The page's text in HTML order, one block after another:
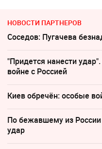
НОВОСТИ ПАРТНЕРОВ
Соседов: Пугачева
"Придется нанести
войне с Россией
Киев обречён: особые
По бежавшему из
удар